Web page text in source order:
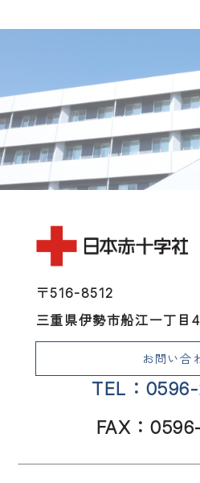
〒516-8512
三重県伊勢市船江一丁目
お問い合
TEL：
FAX：